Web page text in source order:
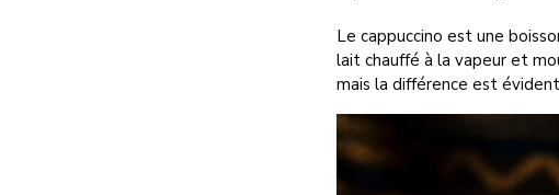
Le cappuccino est une
lait chauffé à la vapeur et
mais la différence est